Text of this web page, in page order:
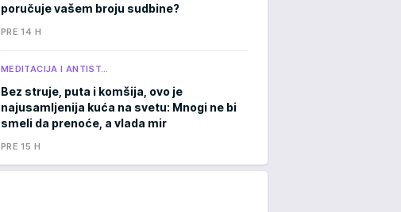
poručuje vašem broju sudbine?
PRE 14 H
MEDITACIJA I ANTIST…
Bez struje, puta i komšija, ovo je
najusamljenija kuća na svetu: Mnogi ne bi
smeli da prenoće, a vlada mir
PRE 15 H